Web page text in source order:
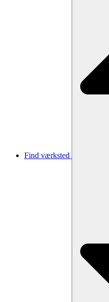
Find værksted